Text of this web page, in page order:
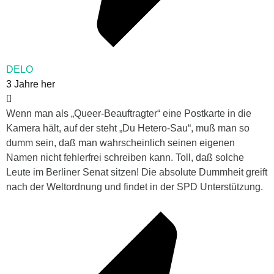
DELO
3 Jahre her
Wenn man als „Queer-Beauftragter“ eine Postkarte in die
Kamera hält, auf der steht „Du Hetero-Sau“, muß man so
dumm sein, daß man wahrscheinlich seinen eigenen
Namen nicht fehlerfrei schreiben kann. Toll, daß solche
Leute im Berliner Senat sitzen! Die absolute Dummheit greift
nach der Weltordnung und findet in der SPD Unterstützung.